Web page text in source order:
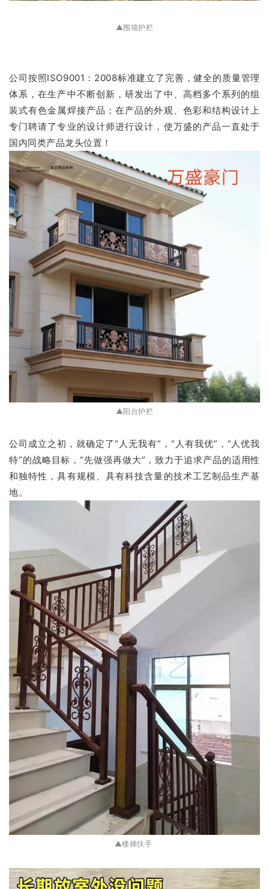
▲围墙护栏
公司按照ISO9001：2008标准建立了完善，健全的质量管理
体系，在生产中不断创新，研发出了中、高档多个系列的组
装式有色金属焊接产品；在产品的外观、色彩和结构设计上
专门聘请了专业的设计师进行设计，使万盛的产品一直处于
国内同类产品龙头位置！
▲阳台护栏
公司成立之初，就确定了“人无我有”，“人有我优”，“人优我
特”的战略目标，“先做强再做大”，致力于追求产品的适用性
和独特性，具有规模、具有科技含量的技术工艺制品生产基
地。
▲楼梯扶手